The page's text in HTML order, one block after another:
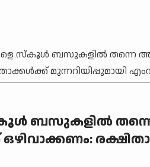
സ്‌കൂൾ ബസുകളിൽ തന്നെ
മുന്നറിയിപ്പുമായി
ബസുകളിൽ